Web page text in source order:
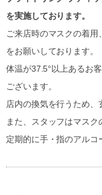
を実施しております。
ご来店時のマスクの着用
をお願いしております。
体温が37.5°以上あるお
ございます。
店内の換気を行うため、
また、スタッフはマスク
定期的に手・指のアルコ